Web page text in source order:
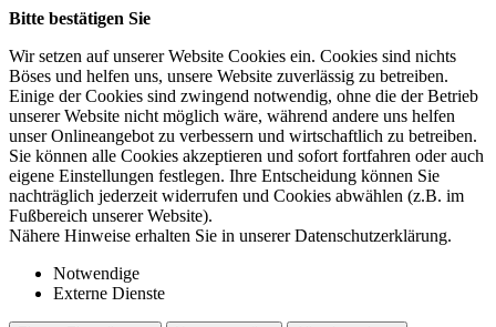
Bitte bestätigen Sie
Wir setzen auf unserer Website Cookies ein. Cookies sind nichts
Böses und helfen uns, unsere Website zuverlässig zu betreiben.
Einige der Cookies sind zwingend notwendig, ohne die der Betrieb
unserer Website nicht möglich wäre, während andere uns helfen
unser Onlineangebot zu verbessern und wirtschaftlich zu betreiben.
Sie können alle Cookies akzeptieren und sofort fortfahren oder auch
eigene Einstellungen festlegen. Ihre Entscheidung können Sie
nachträglich jederzeit widerrufen und Cookies abwählen (z.B. im
Fußbereich unserer Website).
Nähere Hinweise erhalten Sie in unserer Datenschutzerklärung.
Notwendige
Externe Dienste